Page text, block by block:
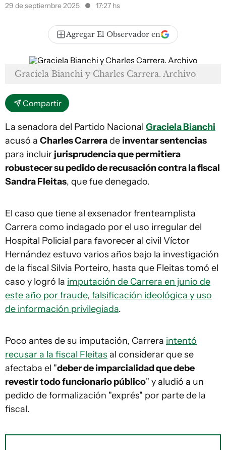
29 de septiembre 2025 17:27 hs
Agregar El Observador en
Graciela Bianchi y Charles Carrera. Archivo
Compartir
La senadora del Partido Nacional Graciela Bianchi
acusó a Charles Carrerade inventar sentencias
para incluir jurisprudencia que permitiera
robustecer su pedido de recusación contra la fiscal
Sandra Fleitas, que fue denegado.
El caso que tiene al exsenador frenteamplista
Carrera como indagado por el uso irregular del
Hospital Policial para favorecer al civil Víctor
Hernández estuvo varios años bajo la investigación
de la fiscal Silvia Porteiro, hasta que Fleitas tomó el
caso y logró la imputación de Carrera en junio de
este año por fraude, falsificación ideológica y uso
de información privilegiada.
Poco antes de su imputación, Carrera intentó
recusar a la fiscal Fleitas al considerar que se
afectaba el "deber de imparcialidad que debe
revestir todo funcionario público" y aludió a un
pedido de formalización "exprés" por parte de la
fiscal.